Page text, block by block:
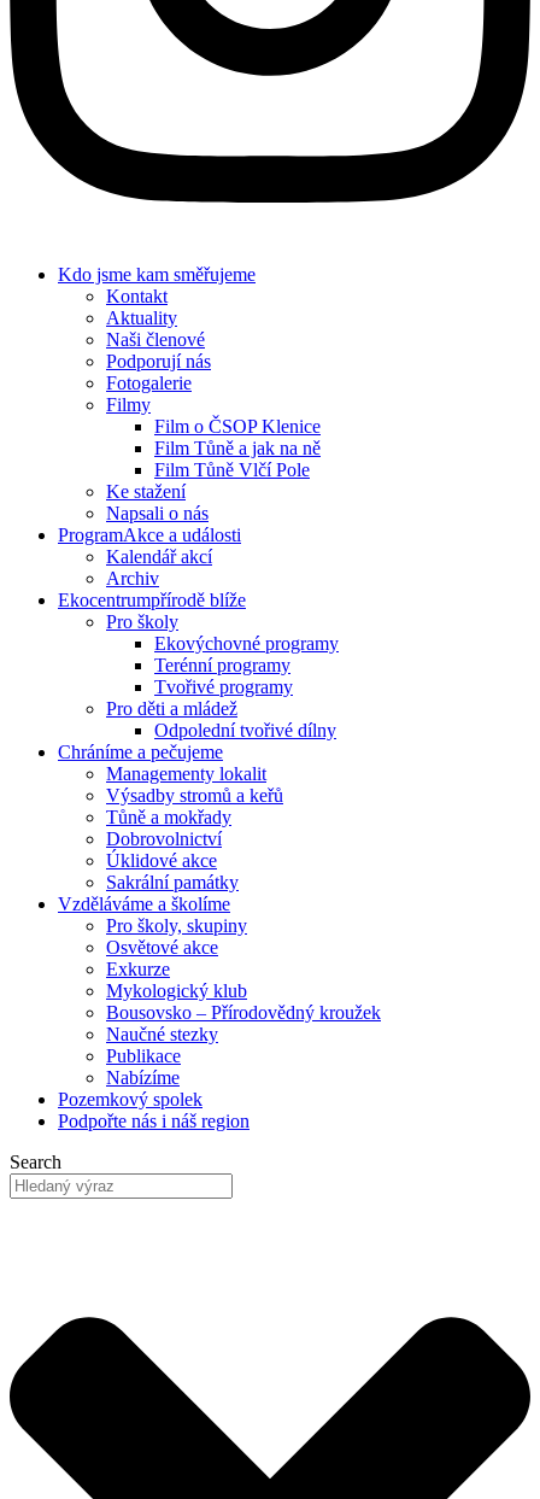
Kdo jsme kam směřujeme
Kontakt
Aktuality
Naši členové
Podporují nás
Fotogalerie
Filmy
Film o ČSOP Klenice
Film Tůně a jak na ně
Film Tůně Vlčí Pole
Ke stažení
Napsali o nás
ProgramAkce a události
Kalendář akcí
Archiv
Ekocentrumpřírodě blíže
Pro školy
Ekovýchovné programy
Terénní programy
Tvořivé programy
Pro děti a mládež
Odpolední tvořivé dílny
Chráníme a pečujeme
Managementy lokalit
Výsadby stromů a keřů
Tůně a mokřady
Dobrovolnictví
Úklidové akce
Sakrální památky
Vzděláváme a školíme
Pro školy, skupiny
Osvětové akce
Exkurze
Mykologický klub
Bousovsko – Přírodovědný kroužek
Naučné stezky
Publikace
Nabízíme
Pozemkový spolek
Podpořte nás i náš region
Search